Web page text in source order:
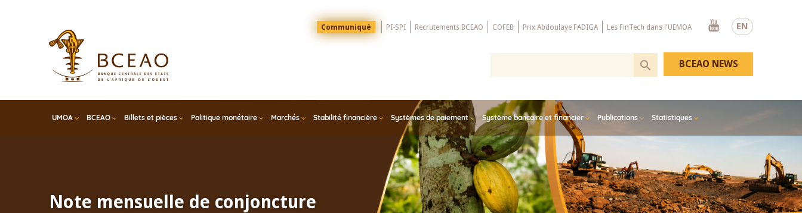
EN
Menu
Top
Communiqué PI-SPI Recrutements BCEAO COFEB Prix Abdoulaye FADIGA Les FinTech dans l'UEMOA
Youtube
UMOA BCEAO Billets et pièces Politique monétaire Marchés Stabilité financière Systèmes de paiement Système bancaire et financier Publications Statistiques
BCEAO NEWS
Note mensuelle de conjoncture